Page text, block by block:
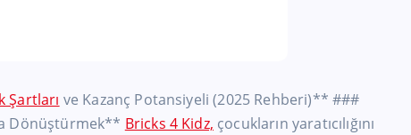
Şartları ve Kazanç Potansiyeli (2025 Rehberi)** ###
Dönüştürmek** Bricks 4 Kidz, çocukların yaratıcılığını